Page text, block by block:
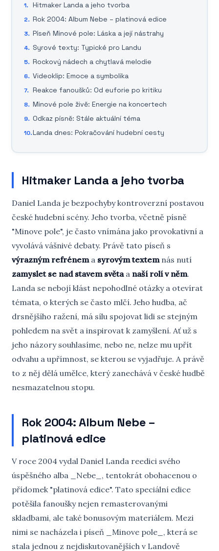
Hitmaker Landa a jeho tvorba
Rok 2004: Album Nebe – platinová edice
Píseň Minové pole: Láska a její nástrahy
Syrové texty: Typické pro Landu
Rockový nádech a chytlavá melodie
Videoklip: Emoce a symbolika
Reakce fanoušků: Od euforie po kritiku
Minové pole živě: Energie na koncertech
Odkaz písně: Stále aktuální téma
Landa dnes: Pokračování hudební cesty
Hitmaker Landa a jeho tvorba
Daniel Landa je bezpochyby kontroverzní postavou
české hudební scény. Jeho tvorba, včetně písně
"Minove pole", je často vnímána jako provokativní a
vyvolává vášnivé debaty. Právě tato píseň s
výrazným refrénema syrovým textemnás nutí
zamyslet se nad stavem světaa naší rolí v něm.
Landa se nebojí klást nepohodlné otázky a otevírat
témata, o kterých se často mlčí. Jeho hudba, ač
drsnějšího ražení, má sílu spojovat lidi se stejným
pohledem na svět a inspirovat k zamyšlení. Ať už s
jeho názory souhlasíme, nebo ne, nelze mu upřít
odvahu a upřímnost, se kterou se vyjadřuje. A právě
to z něj dělá umělce, který zanechává v české hudbě
nesmazatelnou stopu.
Rok 2004: Album Nebe –
platinová edice
V roce 2004 vydal Daniel Landa reedici svého
úspěšného alba _Nebe_, tentokrát obohacenou o
přídomek "platinová edice". Tato speciální edice
potěšila fanoušky nejen remasterovanými
skladbami, ale také bonusovým materiálem. Mezi
nimi se nacházela i píseň _Minove pole_, která se
stala jednou z nejdiskutovanějších v Landově